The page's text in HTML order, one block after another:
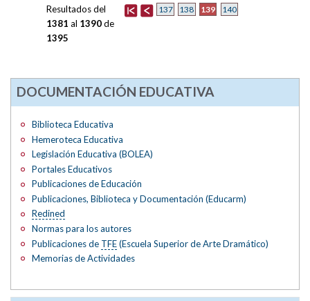
137 138 139 140
Resultados del
1381 al 1390de
1395
DOCUMENTACIÓN EDUCATIVA
Biblioteca Educativa
Hemeroteca Educativa
Legislación Educativa (BOLEA)
Portales Educativos
Publicaciones de Educación
Publicaciones, Biblioteca y Documentación (Educarm)
Redined
Normas para los autores
Publicaciones de TFE(Escuela Superior de Arte Dramático)
Memorias de Actividades